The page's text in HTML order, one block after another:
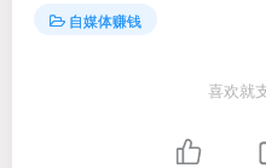
自媒体赚钱
喜欢就